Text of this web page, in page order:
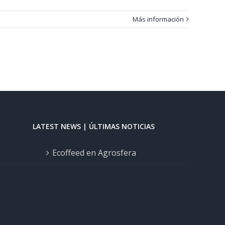
Más información
LATEST NEWS | ÚLTIMAS NOTICIAS
Ecoffeed en Agrosfera